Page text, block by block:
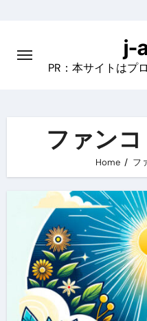
content
j-
PR：本サイトはプ
ファン
Home フ